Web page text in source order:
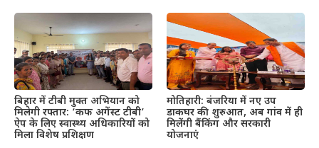
बिहार में टीबी मुक्त अभियान को
मिलेगी रफ्तार: ‘कफ अगेंस्ट टीबी’
ऐप के लिए स्वास्थ्य अधिकारियों को
मिला विशेष प्रशिक्षण
मोतिहारी: बंजरिया में नए उप
डाकघर की शुरुआत, अब गांव में ही
मिलेंगी बैंकिंग और सरकारी
योजनाएं